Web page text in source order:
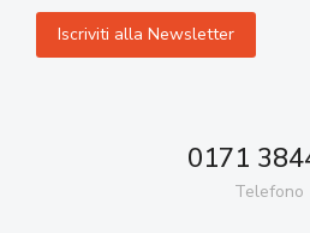
0171
Telefono